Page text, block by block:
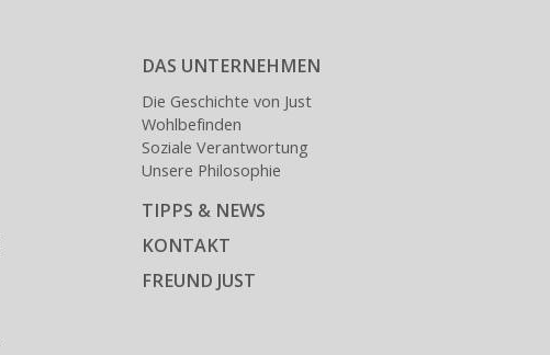
DAS UNTERNEHMEN
Die Geschichte von Just
Wohlbefinden
Soziale Verantwortung
Unsere Philosophie
TIPPS & NEWS
KONTAKT
FREUND JUST